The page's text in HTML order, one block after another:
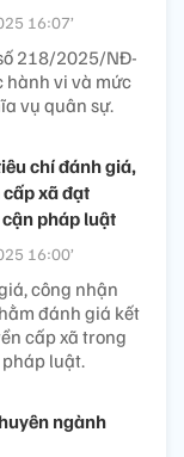
16:07’
218/2025/NĐ-
hành vi và mức
vụ quân sự.
chí đánh giá,
xã đạt
pháp luật
16:00’
công nhận
đánh giá kết
cấp xã trong
luật.
ngành